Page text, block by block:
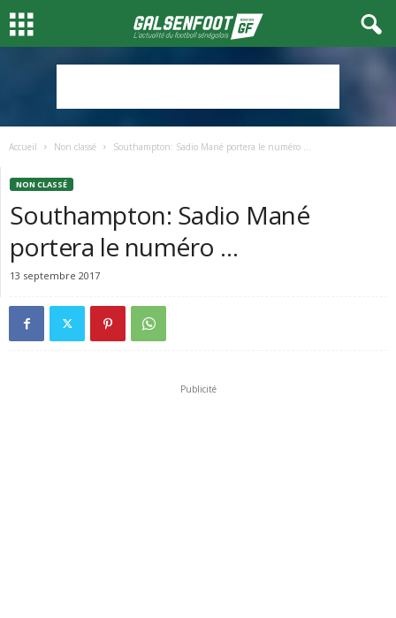
Accueil Non classé Southampton: Sadio Mané portera le numéro …
NON CLASSÉ
Southampton: Sadio Mané
portera le numéro …
13 septembre 2017
Publicité